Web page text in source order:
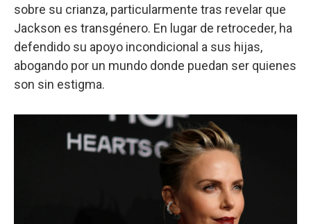
sobre su crianza, particularmente tras revelar que
Jackson es transgénero. En lugar de retroceder, ha
defendido su apoyo incondicional a sus hijas,
abogando por un mundo donde puedan ser quienes
son sin estigma.